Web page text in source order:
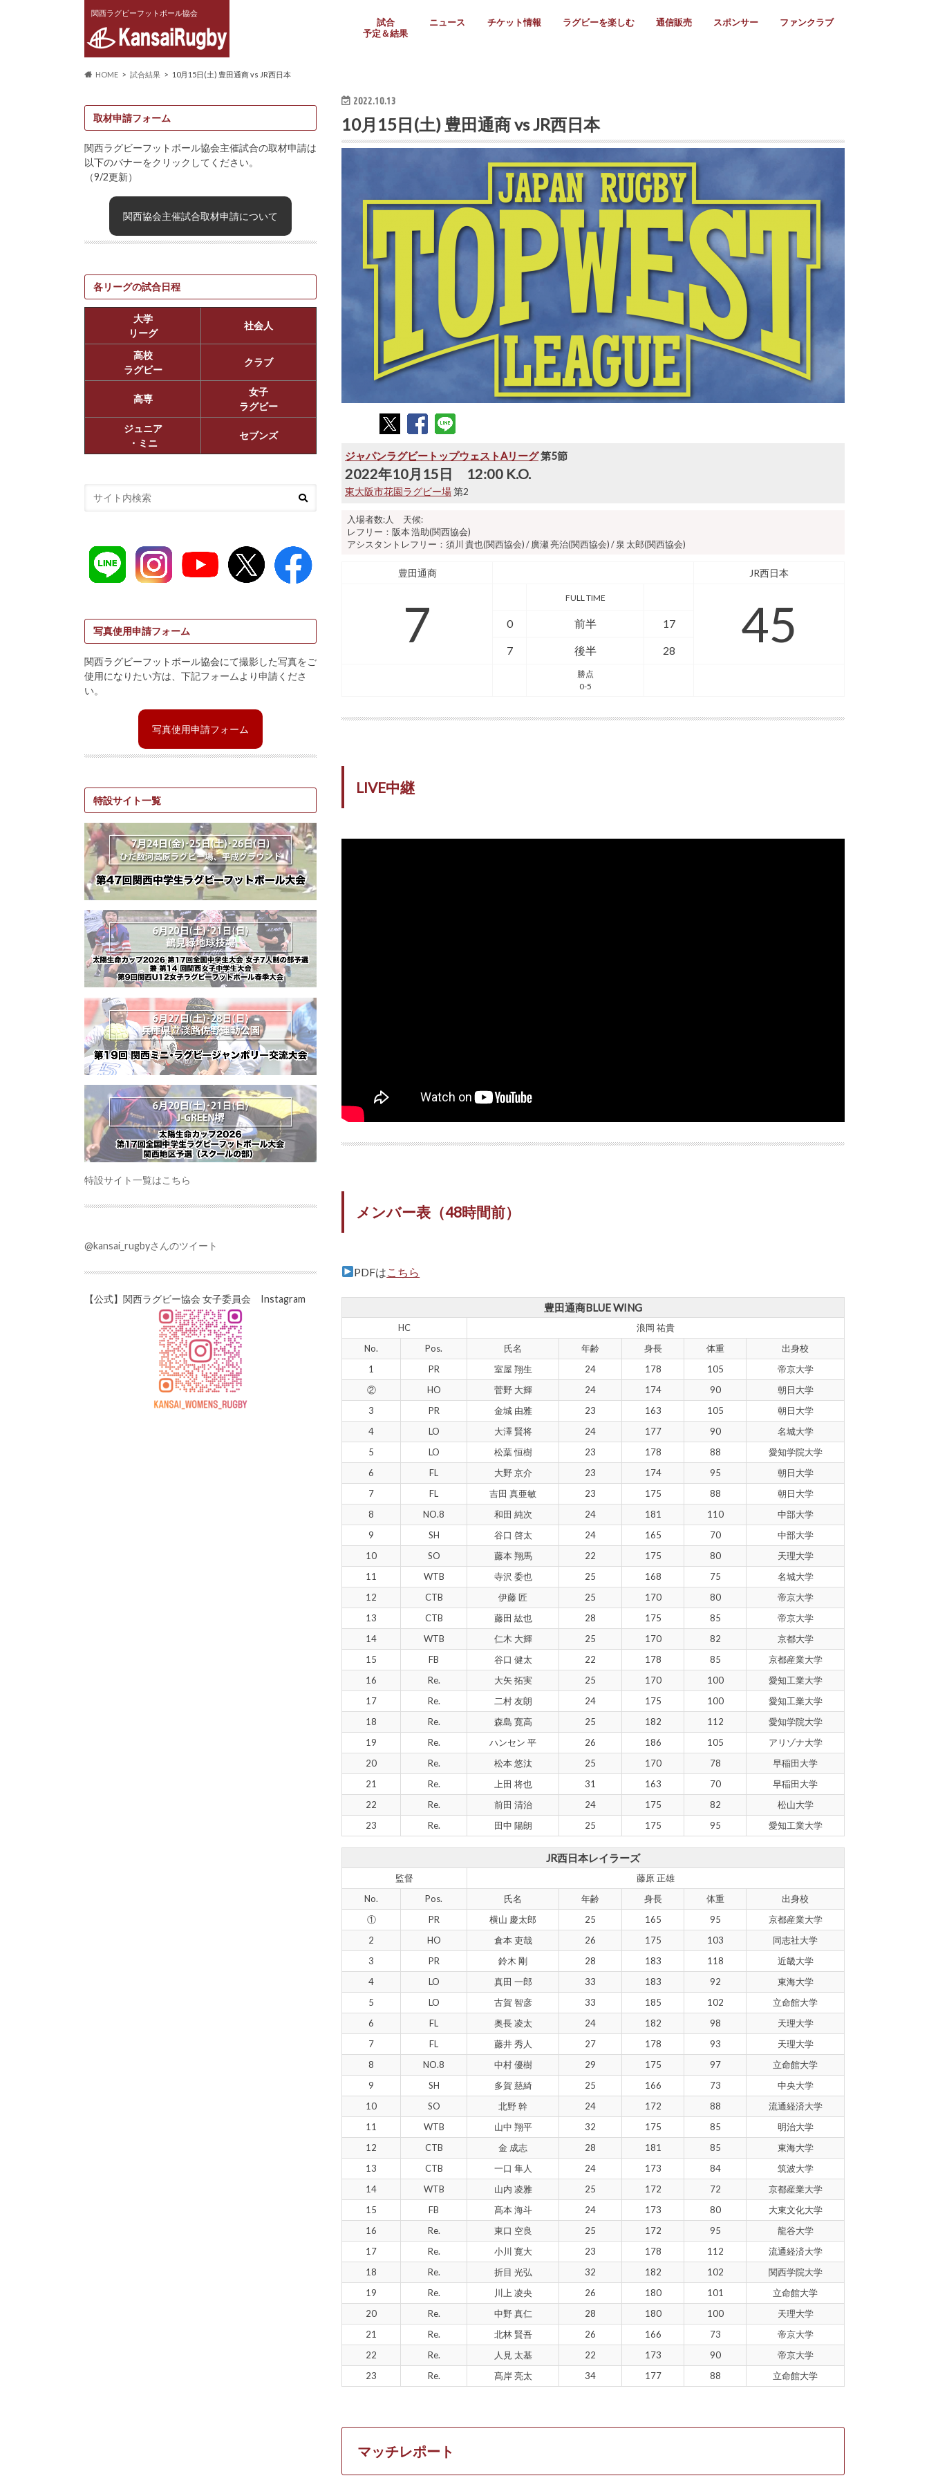
関西ラグビーフットボール協会
試合
予定＆結果
ニュース チケット情報 ラグビーを楽しむ 通信販売 スポンサー ファンクラブ
HOME 試合結果 10月15日(土) 豊田通商 vs JR西日本
2022.10.13
10月15日(土) 豊田通商 vs JR西日本
ジャパンラグビートップウェストAリーグ第5節
2022年10月15日 12:00 K.O.
東大阪市花園ラグビー場第2
入場者数:人 天候:
レフリー：阪本 浩助(関西協会)
アシスタントレフリー：須川 貴也(関西協会) / 廣瀬 亮治(関西協会) / 泉 太郎(関西協会)
豊田通商 JR西日本
7 FULL TIME 45
0 前半 17
7 後半 28
勝点
0-5
LIVE中継
メンバー表（48時間前）
PDFは こちら
豊田通商BLUE WING
HC
浪岡 祐貴
No.
Pos. 氏名 年齢 身長 体重
出身校
1
PR 室屋 翔生 24 178 105
帝京大学
②
HO 菅野 大輝 24 174 90
朝日大学
3
PR 金城 由雅 23 163 105
朝日大学
4
LO 大澤 賢将 24 177 90
名城大学
5
LO 松葉 恒樹 23 178 88
愛知学院大学
6
FL 大野 京介 23 174 95
朝日大学
7
FL 吉田 真亜敏 23 175 88
朝日大学
8
NO.8 和田 純次 24 181 110
中部大学
9
SH 谷口 啓太 24 165 70
中部大学
10
SO 藤本 翔馬 22 175 80
天理大学
11
WTB 寺沢 委也 25 168 75
名城大学
12
CTB 伊藤 匠 25 170 80
帝京大学
13
CTB 藤田 紘也 28 175 85
帝京大学
14
WTB 仁木 大輝 25 170 82
京都大学
15
FB 谷口 健太 22 178 85
京都産業大学
16
Re. 大矢 拓実 25 170 100
愛知工業大学
17
Re. 二村 友朗 24 175 100
愛知工業大学
18
Re. 森島 寛高 25 182 112
愛知学院大学
19
Re. ハンセン 平 26 186 105
アリゾナ大学
20
Re. 松本 悠汰 25 170 78
早稲田大学
21
Re. 上田 将也 31 163 70
早稲田大学
22
Re. 前田 清治 24 175 82
松山大学
23
Re. 田中 陽朗 25 175 95 愛知工業大学
JR西日本レイラーズ
監督
藤原 正雄
No.
Pos. 氏名 年齢 身長 体重
出身校
①
PR 横山 慶太郎 25 165 95
京都産業大学
2
HO 倉本 吏哉 26 175 103
同志社大学
3
PR 鈴木 剛 28 183 118
近畿大学
4
LO 真田 一郎 33 183 92
東海大学
5
LO 古賀 智彦 33 185 102
立命館大学
6
FL 奥長 凌太 24 182 98
天理大学
7
FL 藤井 秀人 27 178 93
天理大学
8
NO.8 中村 優樹 29 175 97
立命館大学
9
SH 多賀 慈綺 25 166 73
中央大学
10
SO 北野 幹 24 172 88
流通経済大学
11
WTB 山中 翔平 32 175 85
明治大学
12
CTB 金 成志 28 181 85
東海大学
13
CTB 一口 隼人 24 173 84
筑波大学
14
WTB 山内 凌雅 25 172 72
京都産業大学
15
FB 髙本 海斗 24 173 80
大東文化大学
16
Re. 東口 空良 25 172 95
龍谷大学
17
Re. 小川 寛大 23 178 112
流通経済大学
18
Re. 折目 光弘 32 182 102
関西学院大学
19
Re. 川上 凌央 26 180 101
立命館大学
20
Re. 中野 真仁 28 180 100
天理大学
21
Re. 北林 賢吾 26 166 73
帝京大学
22
Re. 人見 太基 22 173 90
帝京大学
23
Re. 髙岸 亮太 34 177 88 立命館大学
マッチレポート
取材申請フォーム
関西ラグビーフットボール協会主催試合の取材申請は
以下のバナーをクリックしてください。
（9/2更新）
関西協会主催試合取材申請について
各リーグの試合日程
大学
リーグ
社会人
高校
ラグビー
クラブ
高専
女子
ラグビー
ジュニア
・ミニ
セブンズ
写真使用申請フォーム
関西ラグビーフットボール協会にて撮影した写真をご
使用になりたい方は、下記フォームより申請くださ
い。
写真使用申請フォーム
特設サイト一覧
特設サイト一覧はこちら
@kansai_rugbyさんのツイート
【公式】関西ラグビー協会 女子委員会 Instagram